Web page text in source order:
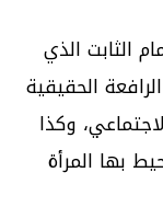
الثابت الذي
الحقيقية
وكذا
بها المرأة